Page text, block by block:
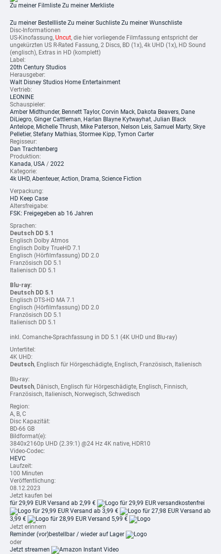
Zu meiner Filmliste Zu meiner Merkliste
Zu meiner Bestellliste Zu meiner Suchliste Zu meiner Wunschliste
Disc-Informationen
US-Kinofassung, Uncut, die hier vorliegende Filmfassung entspricht der
ungekürzten US R-Rated Fassung, 2 Discs, BD (1x), 4k UHD (1x), HD Sound
(englisch), Extras in HD (komplett)
Label:
20th Century Studios
Herausgeber:
Walt Disney Studios Home Entertainment
Vertrieb:
LEONINE
Schauspieler:
Amber Midthunder, Bennett Taylor, Corvin Mack, Dakota Beavers, Dane
DiLiegro, Ginger Cattleman, Harlan Blayne Kytwayhat, Julian Black
Antelope, Michelle Thrush, Mike Paterson, Nelson Leis, Samuel Marty, Skye
Pelletier, Stefany Mathias, Stormee Kipp, Tymon Carter
Regisseur:
Dan Trachtenberg
Produktion:
Kanada, USA / 2022
Kategorie:
4k UHD, Abenteuer, Action, Drama, Science Fiction
Verpackung:
HD Keep Case
Altersfreigabe:
FSK: Freigegeben ab 16 Jahren
Sprachen:
Deutsch DD 5.1
Englisch Dolby Atmos
Englisch Dolby TrueHD 7.1
Englisch (Hörfilmfassung) DD 2.0
Französisch DD 5.1
Italienisch DD 5.1
Blu-ray:
Deutsch DD 5.1
Englisch DTS-HD MA 7.1
Englisch (Hörfilmfassung) DD 2.0
Französisch DD 5.1
Italienisch DD 5.1
inkl. Comanche-Sprachfassung in DD 5.1 (4K UHD und Blu-ray)
Untertitel:
4K UHD:
Deutsch, Englisch für Hörgeschädigte, Englisch, Französisch, Italienisch
Blu-ray:
Deutsch, Dänisch, Englisch für Hörgeschädigte, Englisch, Finnisch,
Französisch, Italienisch, Norwegisch, Schwedisch
Region:
A, B, C
Disc Kapazität:
BD-66 GB
Bildformat(e):
3840x2160p UHD (2.39:1) @24 Hz 4K native, HDR10
Video-Codec:
HEVC
Laufzeit:
100 Minuten
Veröffentlichung:
08.12.2023
Jetzt kaufen bei
für 29,99 EUR Versand ab 2,99 € für 29,99 EUR versandkostenfrei
für 29,99 EUR Versand ab 3,99 € für 27,98 EUR Versand ab
3,99 €
für 28,99 EUR Versand 5,99 €
Jetzt erinnern
Reminder (vor)bestellbar / wieder auf Lager
oder
Jetzt streamen